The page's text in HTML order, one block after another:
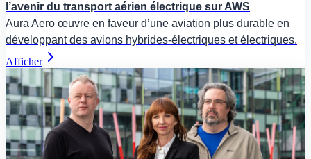
l’avenir du transport aérien électrique sur AWS
Aura Aero œuvre en faveur d’une aviation plus durable en
développant des avions hybrides-électriques et électriques.
Afficher